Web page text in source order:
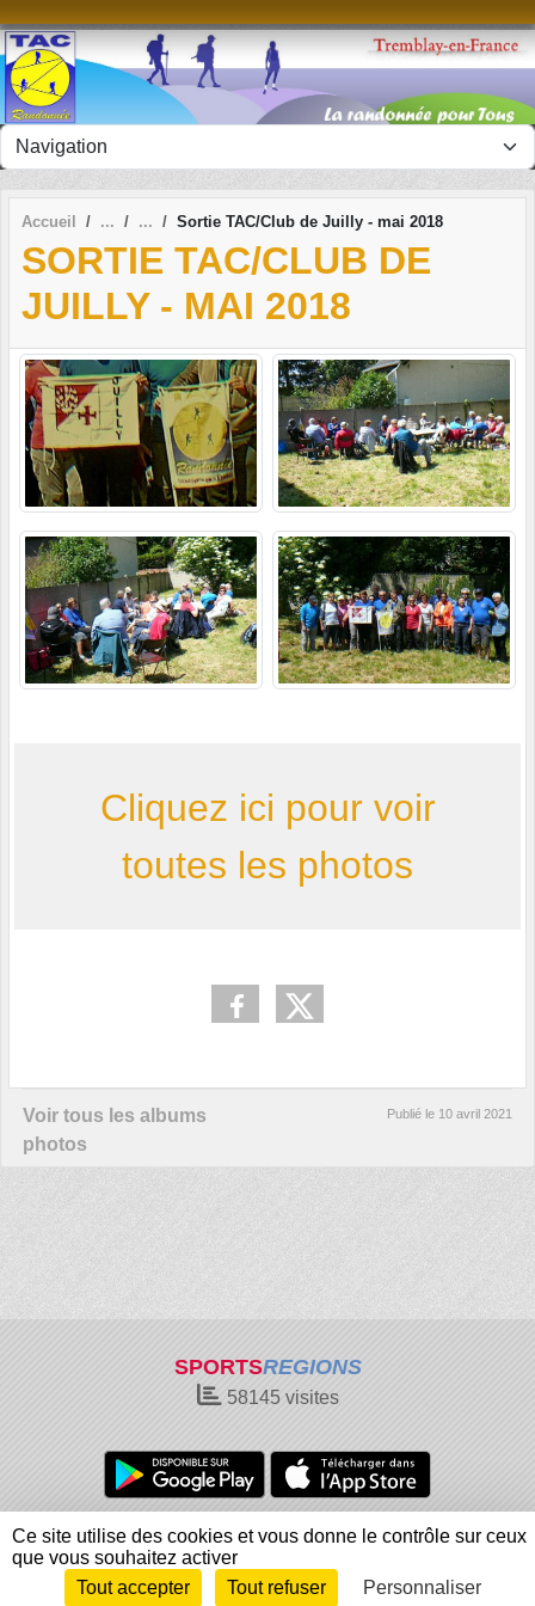
Accueil Sortie TAC/Club de Juilly - mai 2018
SORTIE TAC/CLUB DE
JUILLY - MAI 2018
Cliquez ici pour voir
toutes les photos
Voir tous les albums
photos
Publié le 10 avril 2021
SPORTSREGIONS
58145visites
Charte cookies
Gestion des cookies
Informations légales
Signaler un contenu inapproprié
Envie de participer ?
Connexion
Ce site utilise des cookies et vous donne le contrôle sur ceux
que vous souhaitez activer
Tout accepter
Tout refuser Personnaliser